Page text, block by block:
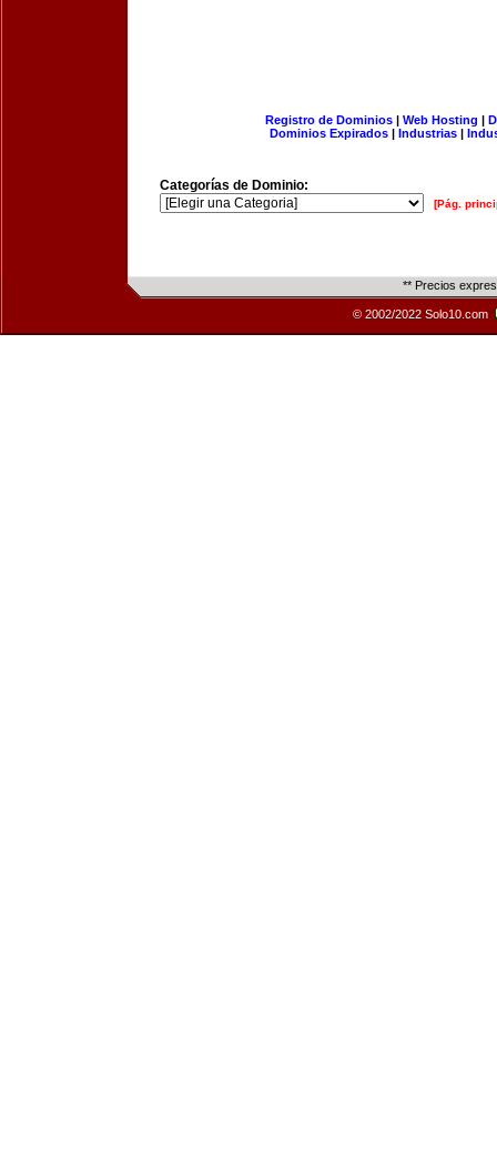
Registro de Dominios| Web Hosting |
Dominios Expirados | Industrias |
Categorías de Dominio:
[Pág.
** Precios
© 2002/2022 Solo10.com